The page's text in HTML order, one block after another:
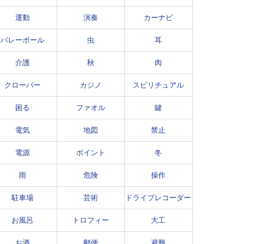
運動 演奏 カーナビ
バレーボール 虫 耳
介護 秋 肉
クローバー カジノ スピリチュアル
困る ファオル 鍵
電気 地図 禁止
電源 ポイント 冬
雨 危険 操作
駐車場 芸術 ドライブレコーダー
お風呂 トロフィー 大工